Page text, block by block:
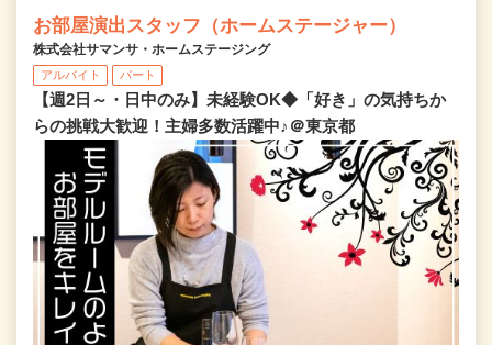
お部屋演出スタッフ（ホームステージャー）
株式会社サマンサ・ホームステージング
アルバイト パート
【週2日～・日中のみ】未経験OK◆「好き」の気持ちか
らの挑戦大歓迎！主婦多数活躍中♪＠東京都